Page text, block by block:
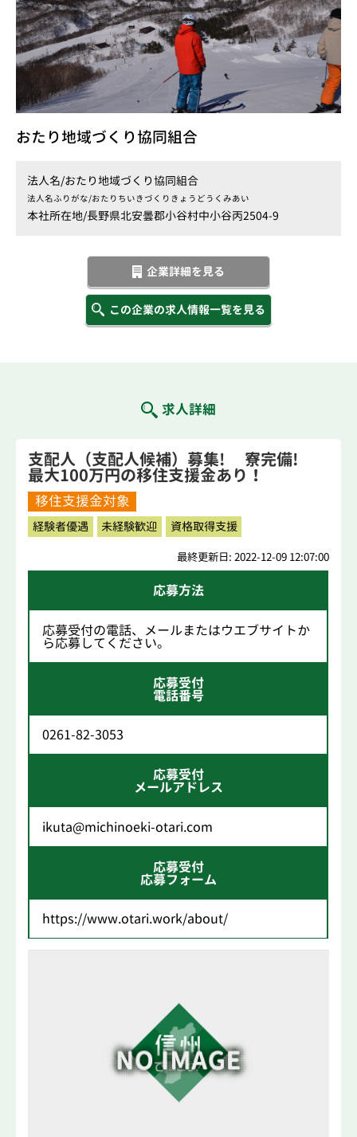
おたり地域づくり協同組合
法人名/おたり地域づくり協同組合
法人名ふりがな/おたりちいきづくりきょうどうくみあい
本社所在地/長野県北安曇郡小谷村中小谷丙2504-9
企業詳細を見る
この企業の求人情報一覧を見る
求人詳細
支配人（支配人候補）募集! 寮完備!
最大100万円の移住支援金あり！
移住支援金対象
経験者優遇 未経験歓迎 資格取得支援
最終更新日: 2022-12-09 12:07:00
応募方法
応募受付の電話、メールまたはウエブサイトか
ら応募してください。
応募受付
電話番号
0261-82-3053
応募受付
メールアドレス
ikuta@michinoeki-otari.com
応募受付
応募フォーム
https://www.otari.work/about/